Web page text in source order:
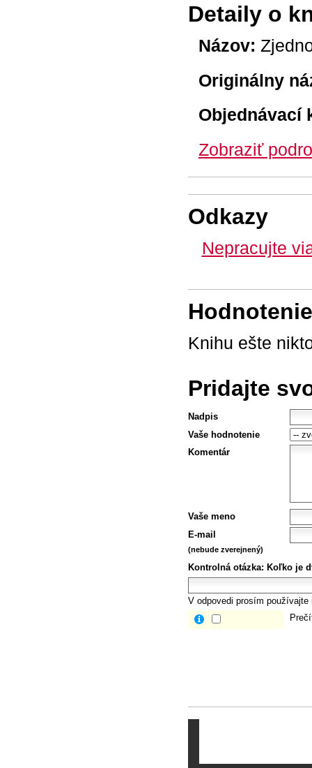
Detaily o
Názov:
Originálny
Objednávací
Zobraziť
Odkazy
Nepracujte
Knihu ešte
Pridajte
Nadpis
Vaše hodnotenie
Komentár
Vaše meno
E-mail
(nebude zverejnený)
Kontrolná otázka: Koľko je
V odpovedi prosím